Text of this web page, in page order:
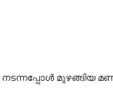
മുഴങ്ങിയ